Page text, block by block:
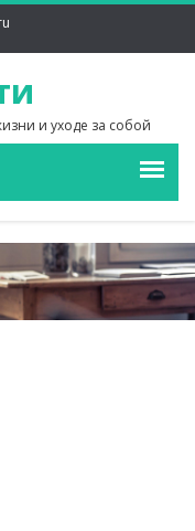
и уходе за собой